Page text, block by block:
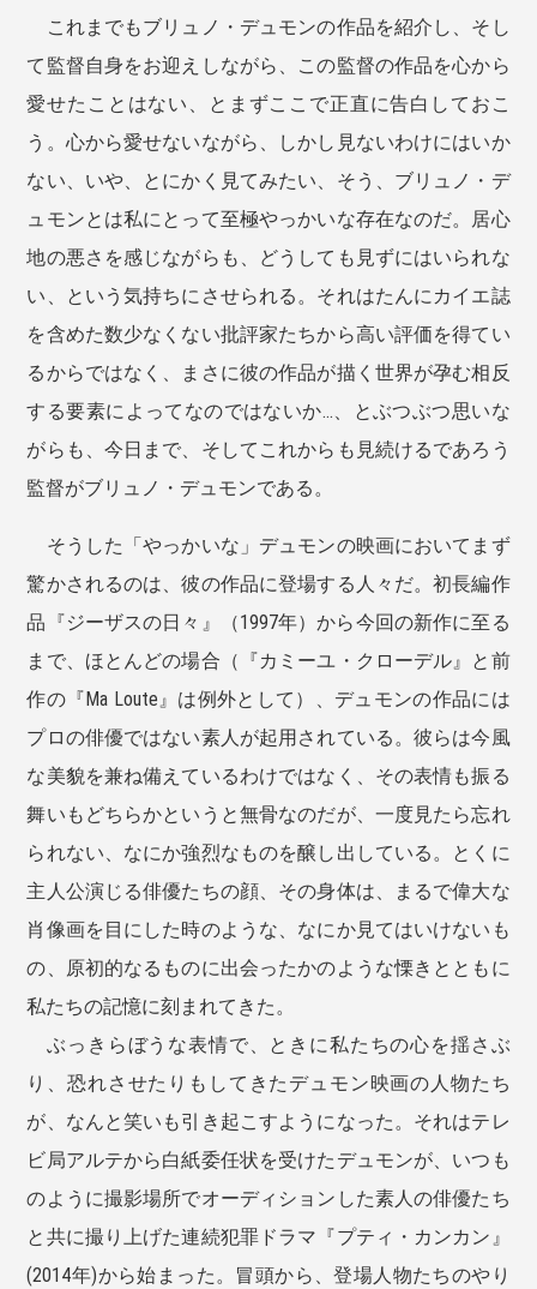
これまでもブリュノ・デュモンの作品を紹介し、そし
て監督自身をお迎えしながら、この監督の作品を心から
愛せたことはない、とまずここで正直に告白しておこ
う。心から愛せないながら、しかし見ないわけにはいか
ない、いや、とにかく見てみたい、そう、ブリュノ・デ
ュモンとは私にとって至極やっかいな存在なのだ。居心
地の悪さを感じながらも、どうしても見ずにはいられな
い、という気持ちにさせられる。それはたんにカイエ誌
を含めた数少なくない批評家たちから高い評価を得てい
るからではなく、まさに彼の作品が描く世界が孕む相反
する要素によってなのではないか...、とぶつぶつ思いな
がらも、今日まで、そしてこれからも見続けるであろう
監督がブリュノ・デュモンである。
そうした「やっかいな」デュモンの映画においてまず
驚かされるのは、彼の作品に登場する人々だ。初長編作
品『ジーザスの日々』（1997年）から今回の新作に至る
まで、ほとんどの場合（『カミーユ・クローデル』と前
作の『Ma Loute』は例外として）、デュモンの作品には
プロの俳優ではない素人が起用されている。彼らは今風
な美貌を兼ね備えているわけではなく、その表情も振る
舞いもどちらかというと無骨なのだが、一度見たら忘れ
られない、なにか強烈なものを醸し出している。とくに
主人公演じる俳優たちの顔、その身体は、まるで偉大な
肖像画を目にした時のような、なにか見てはいけないも
の、原初的なるものに出会ったかのような慄きとともに
私たちの記憶に刻まれてきた。
ぶっきらぼうな表情で、ときに私たちの心を揺さぶ
り、恐れさせたりもしてきたデュモン映画の人物たち
が、なんと笑いも引き起こすようになった。それはテレ
ビ局アルテから白紙委任状を受けたデュモンが、いつも
のように撮影場所でオーディションした素人の俳優たち
と共に撮り上げた連続犯罪ドラマ『プティ・カンカン』
(2014年)から始まった。冒頭から、登場人物たちのやり